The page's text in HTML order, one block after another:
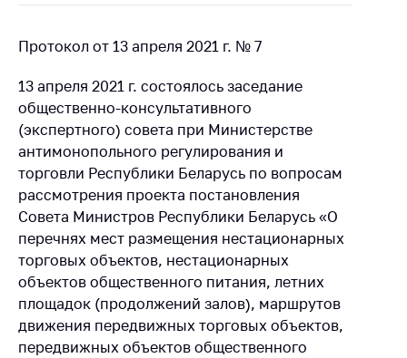
Протокол от 13 апреля 2021 г. № 7
13 апреля 2021 г. состоялось заседание
общественно-консультативного
(экспертного) совета при Министерстве
антимонопольного регулирования и
торговли Республики Беларусь по вопросам
рассмотрения проекта постановления
Совета Министров Республики Беларусь «О
перечнях мест размещения нестационарных
торговых объектов, нестационарных
объектов общественного питания, летних
площадок (продолжений залов), маршрутов
движения передвижных торговых объектов,
передвижных объектов общественного